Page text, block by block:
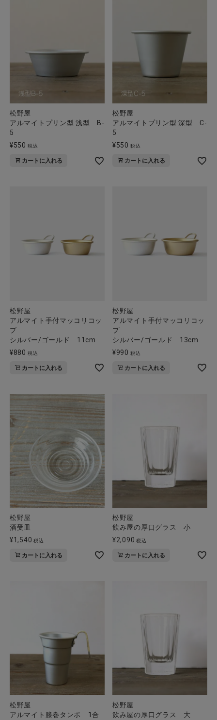
お問い合わせ
松野屋
アルマイトプリン型 浅型 B-
5
¥550 税込
カートに入れる
松野屋
アルマイトプリン型 深型 C-
5
¥550 税込
カートに入れる
松野屋
アルマイト手付マッコリコッ
プ
シルバー/ゴールド 11cm
¥880 税込
カートに入れる
松野屋
アルマイト手付マッコリコッ
プ
シルバー/ゴールド 13cm
¥990 税込
カートに入れる
松野屋
酒受皿
¥1,540 税込
カートに入れる
松野屋
飲み屋の厚口グラス 小
¥2,090 税込
カートに入れる
松野屋
アルマイト籐巻タンポ 1合
松野屋
飲み屋の厚口グラス 大